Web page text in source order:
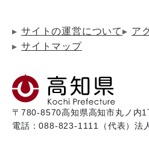
サイトの運営について
ア
サイトマップ
〒780-8570高知県高知市丸ノ内
電話：088-823-1111（代表）法